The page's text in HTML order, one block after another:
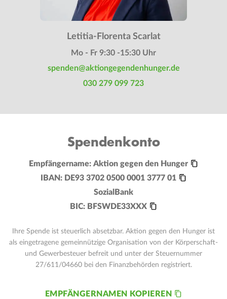
Letitia-Florenta Scarlat
Mo - Fr 9:30 -15:30 Uhr
spenden@aktiongegendenhunger.de
030 279 099 723
Spendenkonto
Empfängername: Aktion gegen den Hunger
IBAN: DE93 3702 0500 0001 3777 01
SozialBank
BIC: BFSWDE33XXX
Ihre Spende ist steuerlich absetzbar. Aktion gegen den Hunger ist
als eingetragene gemeinnützige Organisation von der Körperschaft-
und Gewerbesteuer befreit und unter der Steuernummer
27/611/04660 bei den Finanzbehörden registriert.
EMPFÄNGERNAMEN KOPIEREN